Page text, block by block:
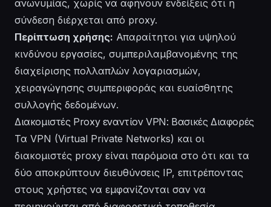
ανωνυμίας, χωρίς να αφήνουν ενδείξεις ότι η
σύνδεση διέρχεται από proxy.
Περίπτωση χρήσης: Απαραίτητοι για υψηλού
κινδύνου εργασίες, συμπεριλαμβανομένης της
διαχείρισης πολλαπλών λογαριασμών,
χειραγώγησης συμπεριφοράς και ευαίσθητης
συλλογής δεδομένων.
Διακομιστές Proxy εναντίον VPN: Βασικές Διαφορές
Τα VPN (Virtual Private Networks) και οι
διακομιστές proxy είναι παρόμοια στο ότι και τα
δύο αποκρύπτουν διευθύνσεις IP, επιτρέποντας
στους χρήστες να εμφανίζονται σαν να